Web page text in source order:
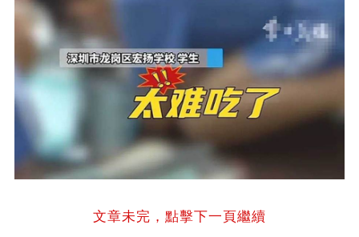
文章未完，點擊下一頁繼續